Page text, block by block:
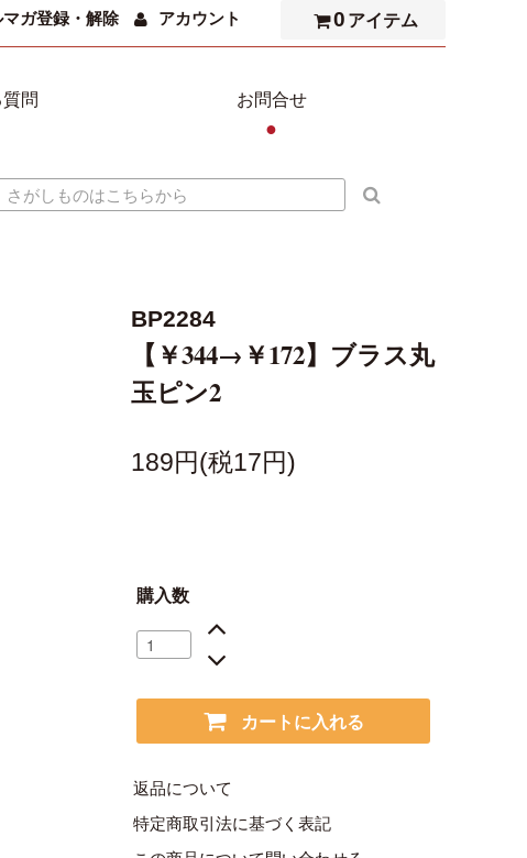
マガ登録・解除 アカウント 0 アイテム
問 お問合せ
●
BP2284
【￥344→￥172】ブラス丸
玉ピン2
189円(税17円)
購入数
カートに入れる
返品について
特定商取引法に基づく表記